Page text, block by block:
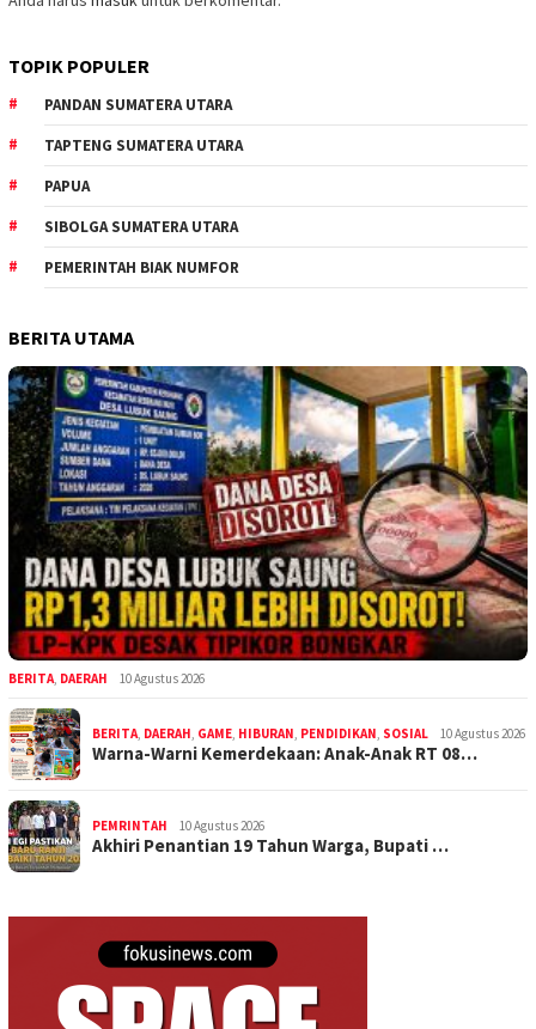
TOPIK POPULER
PANDAN SUMATERA UTARA
TAPTENG SUMATERA UTARA
PAPUA
SIBOLGA SUMATERA UTARA
PEMERINTAH BIAK NUMFOR
BERITA UTAMA
BERITA, DAERAH 10 Agustus 2026
BERITA, DAERAH, GAME, HIBURAN, PENDIDIKAN, SOSIAL 10 Agustus 2026
Warna-Warni Kemerdekaan: Anak-Anak RT 08…
PEMRINTAH 10 Agustus 2026
Akhiri Penantian 19 Tahun Warga, Bupati …